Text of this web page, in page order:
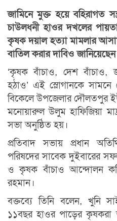
জামিনে মুক্ত হয়ে বহিরাগত
চাউলধনী হাওর দখলের
কৃষক দয়াল হত্যা মামলার
বাতিল করার দাবিও জানিয়েছেন
‘কৃষক বাঁচাও, দেশ
হঠাও’ এই স্লোগানকে সামনে
বিকেলে উপজেলার দৌলতপুর
মনোয়ারুল উলুম হাফিজিয়া
সভা অনুষ্ঠিত হয়।
প্রতিবাদ সভায় প্রধান
পরিষদের সাবেক দুইবারের
ও কৃষক বাঁচাও আন্দোলন
রহমান।
বক্তব্যে তিনি বলেন, খুনি
১১বছর হাওর পাড়ের কৃষকরা